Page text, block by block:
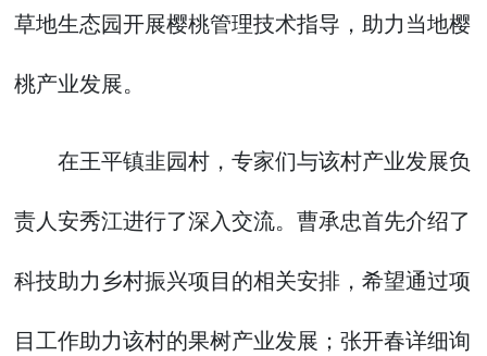
草地生态园开展樱桃管理技术指导，助力当地樱
桃产业发展。
在王平镇韭园村，专家们与该村产业发展负
责人安秀江进行了深入交流。曹承忠首先介绍了
科技助力乡村振兴项目的相关安排，希望通过项
目工作助力该村的果树产业发展；张开春详细询